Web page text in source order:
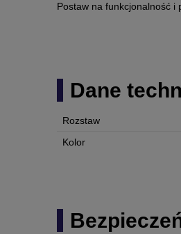
Postaw na funkcjonalność i
Dane
Rozstaw
Kolor